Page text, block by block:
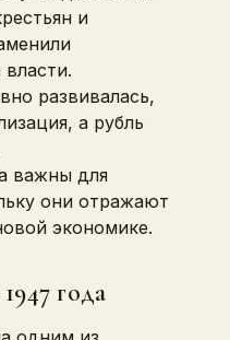
и
развивалась,
а рубль
важны для
они отражают
экономике.
года